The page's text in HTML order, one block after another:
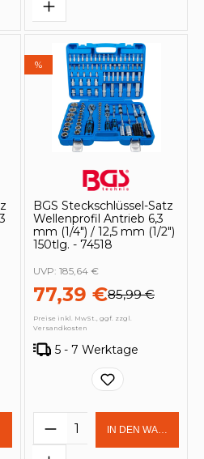
Gib den
%
BGS Steckschlüssel-Satz
Wellenprofil Antrieb 6,3
mm (1/4") / 12,5 mm (1/2")
150tlg. - 74518
77,39 €85,99 €
UVP: 185,64 €
Preise inkl. MwSt., ggf. zzgl.
Versandkosten
5 - 7 Werktage
Produkt Anzahl:
IN DEN